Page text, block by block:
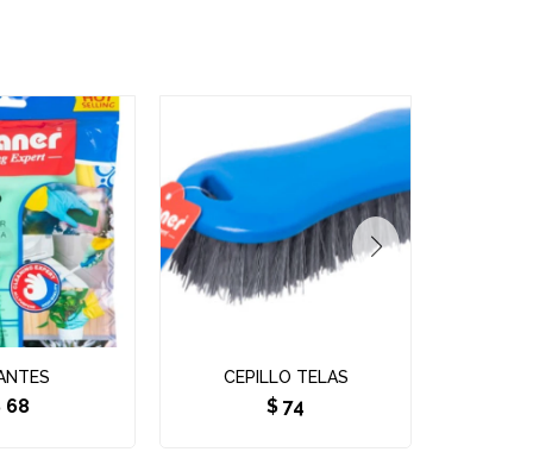
68
CEPILLO TELAS
$ 74